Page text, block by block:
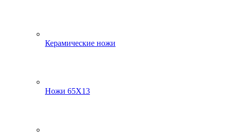
Керамические ножи
Ножи 65Х13